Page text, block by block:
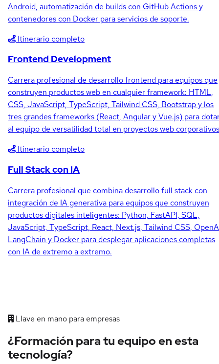
Android, automatización de builds con GitHub Actions y
contenedores con Docker para servicios de soporte.
Itinerario completo
Frontend Development
Carrera profesional de desarrollo frontend para equipos que
construyen productos web en cualquier framework: HTML,
CSS, JavaScript, TypeScript, Tailwind CSS, Bootstrap y los
tres grandes frameworks (React, Angular y Vue.js) para
al equipo de versatilidad total en proyectos web
Itinerario completo
Full Stack con IA
Carrera profesional que combina desarrollo full stack con
integración de IA generativa para equipos que construyen
productos digitales inteligentes: Python, FastAPI, SQL,
JavaScript, TypeScript, React, Next.js, Tailwind CSS,
LangChain y Docker para desplegar aplicaciones completas
con IA de extremo a extremo.
Llave en mano para empresas
¿Formación para tu equipo en esta
tecnología?